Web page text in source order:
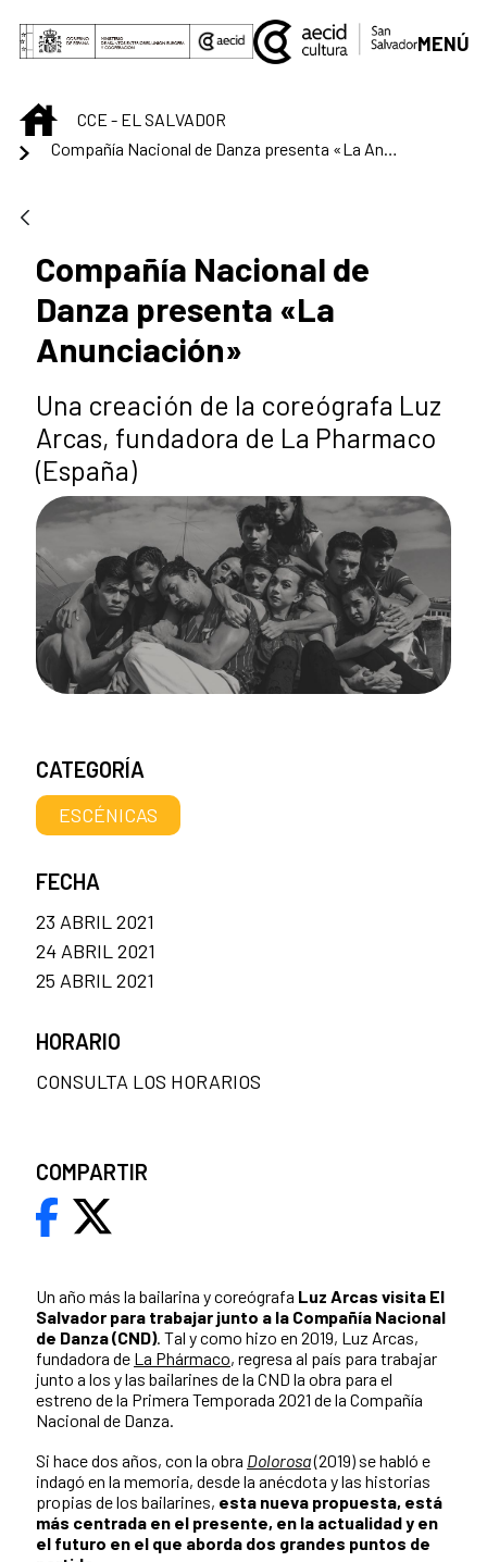
Saltar al contenido principal
MENÚ
INICIOCCE - EL SALVADOR
Compañía Nacional de
Danza presenta «La
Anunciación»
Una creación de la coreógrafa Luz
Arcas, fundadora de La Pharmaco
(España)
Un año más la bailarina y coreógrafa Luz Arcas visita El
Salvador para trabajar junto a la Compañía Nacional
de Danza (CND). Tal y como hizo en 2019, Luz Arcas,
fundadora de La Phármaco, regresa al país para trabajar
junto a los y las bailarines de la CND la obra para el
estreno de la Primera Temporada 2021 de la Compañía
Nacional de Danza.
Si hace dos años, con la obra Dolorosa(2019) se habló e
indagó en la memoria, desde la anécdota y las historias
propias de los bailarines, esta nueva propuesta, está
más centrada en el presente, en la actualidad y en
el futuro en el que aborda dos grandes puntos de
CATEGORÍA
ESCÉNICAS
FECHA
23 ABRIL 2021
24 ABRIL 2021
25 ABRIL 2021
HORARIO
CONSULTA LOS HORARIOS
COMPARTIR